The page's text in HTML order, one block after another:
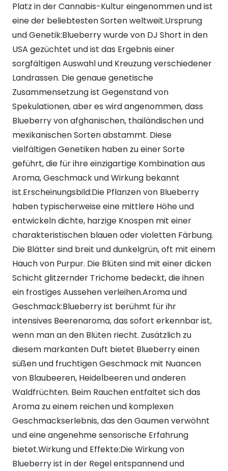
Platz in der Cannabis-Kultur eingenommen und ist
eine der beliebtesten Sorten weltweit.Ursprung
und Genetik:Blueberry wurde von DJ Short in den
USA gezüchtet und ist das Ergebnis einer
sorgfältigen Auswahl und Kreuzung verschiedener
Landrassen. Die genaue genetische
Zusammensetzung ist Gegenstand von
Spekulationen, aber es wird angenommen, dass
Blueberry von afghanischen, thailändischen und
mexikanischen Sorten abstammt. Diese
vielfältigen Genetiken haben zu einer Sorte
geführt, die für ihre einzigartige Kombination aus
Aroma, Geschmack und Wirkung bekannt
ist.Erscheinungsbild:Die Pflanzen von Blueberry
haben typischerweise eine mittlere Höhe und
entwickeln dichte, harzige Knospen mit einer
charakteristischen blauen oder violetten Färbung.
Die Blätter sind breit und dunkelgrün, oft mit einem
Hauch von Purpur. Die Blüten sind mit einer dicken
Schicht glitzernder Trichome bedeckt, die ihnen
ein frostiges Aussehen verleihen.Aroma und
Geschmack:Blueberry ist berühmt für ihr
intensives Beerenaroma, das sofort erkennbar ist,
wenn man an den Blüten riecht. Zusätzlich zu
diesem markanten Duft bietet Blueberry einen
süßen und fruchtigen Geschmack mit Nuancen
von Blaubeeren, Heidelbeeren und anderen
Waldfrüchten. Beim Rauchen entfaltet sich das
Aroma zu einem reichen und komplexen
Geschmackserlebnis, das den Gaumen verwöhnt
und eine angenehme sensorische Erfahrung
bietet.Wirkung und Effekte:Die Wirkung von
Blueberry ist in der Regel entspannend und